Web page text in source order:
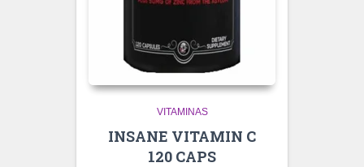
VITAMINAS
INSANE VITAMIN C
120 CAPS